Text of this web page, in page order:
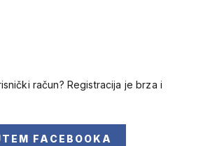
račun? Registracija je brza i
FACEBOOKA